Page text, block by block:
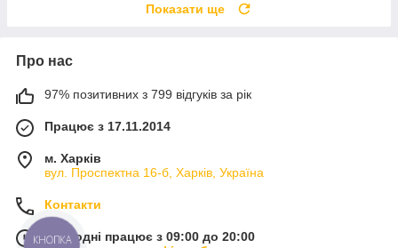
Показати ще
Про нас
97% позитивних з 799 відгуків за рік
Працює з 17.11.2014
м. Харків
вул. Проспектна 16-б, Харків, Україна
Контакти
Сьогодні працює з 09:00 до 20:00
КНОПКА